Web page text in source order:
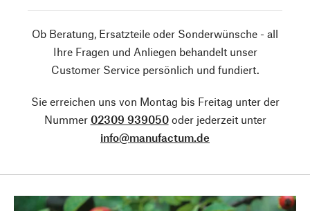
Ob Beratung, Ersatzteile oder Sonderwünsche - all
Ihre Fragen und Anliegen behandelt unser
Customer Service persönlich und fundiert.
Sie erreichen uns von Montag bis Freitag unter der
Nummer 02309 939050oder jederzeit unter
info@manufactum.de